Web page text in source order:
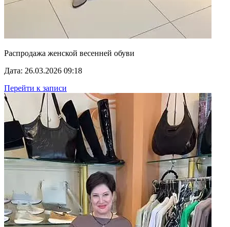
Распродажа женской весенней обуви
Дата: 26.03.2026 09:18
Перейти к записи